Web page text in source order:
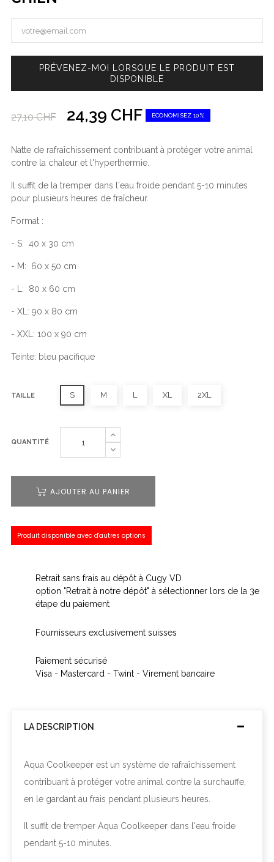
PRÉVENEZ-MOI LORSQUE LE PRODUIT EST
DISPONIBLE
27,10 CHF 24,39 CHF ECONOMISEZ 10%
Natte de rafraîchissement contribuant à protéger votre animal
contre la chaleur et l'hyperthermie.
Il suffit de la tremper dans l'eau froide pendant 5-10 minutes
pour plusieurs heures de fraîcheur.
Format :
- S: 40 x 30 cm
- M: 60 x 50 cm
- L: 80 x 60 cm
- XL: 90 x 80 cm
- XXL: 100 x 90 cm
Teinte: bleu pacifique
TAILLE S M L XL 2XL
QUANTITÉ
AJOUTER AU PANIER
Produit disponible avec d'autres options
Retrait sans frais au dépôt à Cugy VD
option "Retrait à notre dépôt" à sélectionner lors de la 3e
étape du paiement
Fournisseurs exclusivement suisses
Paiement sécurisé
Visa - Mastercard - Twint - Virement bancaire
LA DESCRIPTION
Aqua Coolkeeper est un système de rafraîchissement
contribuant à protéger votre animal contre la surchauffe,
en le gardant au frais pendant plusieurs heures.
Il suffit de tremper Aqua Coolkeeper dans l'eau froide
pendant 5-10 minutes.